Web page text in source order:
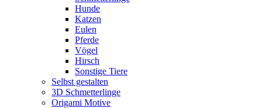
Hunde
Katzen
Eulen
Pferde
Vögel
Hirsch
Sonstige Tiere
Selbst gestalten
3D Schmetterlinge
Origami Motive